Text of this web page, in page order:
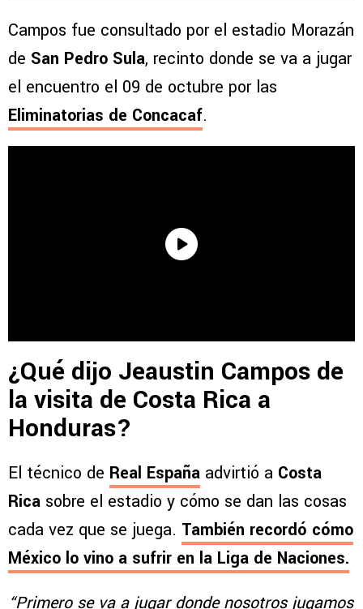
Campos fue consultado por el estadio Morazán
de San Pedro Sula, recinto donde se va a jugar
el encuentro el 09 de octubre por las
Eliminatorias de Concacaf.
¿Qué dijo Jeaustin Campos de
la visita de Costa Rica a
Honduras?
El técnico de Real España advirtió a Costa
Rica sobre el estadio y cómo se dan las cosas
cada vez que se juega. También recordó cómo
México lo vino a sufrir en la Liga de Naciones.
“Primero se va a jugar donde nosotros jugamos